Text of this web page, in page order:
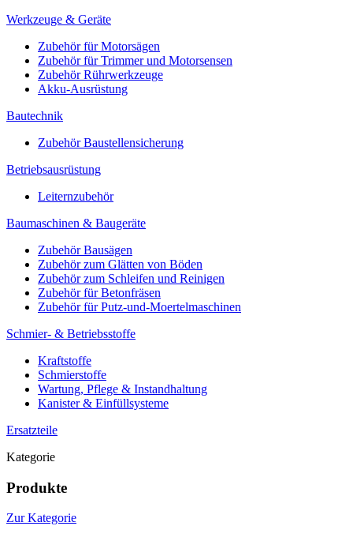
Werkzeuge & Geräte
Zubehör für Motorsägen
Zubehör für Trimmer und Motorsensen
Zubehör Rührwerkzeuge
Akku-Ausrüstung
Bautechnik
Zubehör Baustellensicherung
Betriebsausrüstung
Leiternzubehör
Baumaschinen & Baugeräte
Zubehör Bausägen
Zubehör zum Glätten von Böden
Zubehör zum Schleifen und Reinigen
Zubehör für Betonfräsen
Zubehör für Putz-und-Moertelmaschinen
Schmier- & Betriebsstoffe
Kraftstoffe
Schmierstoffe
Wartung, Pflege & Instandhaltung
Kanister & Einfüllsysteme
Ersatzteile
Kategorie
Produkte
Zur Kategorie